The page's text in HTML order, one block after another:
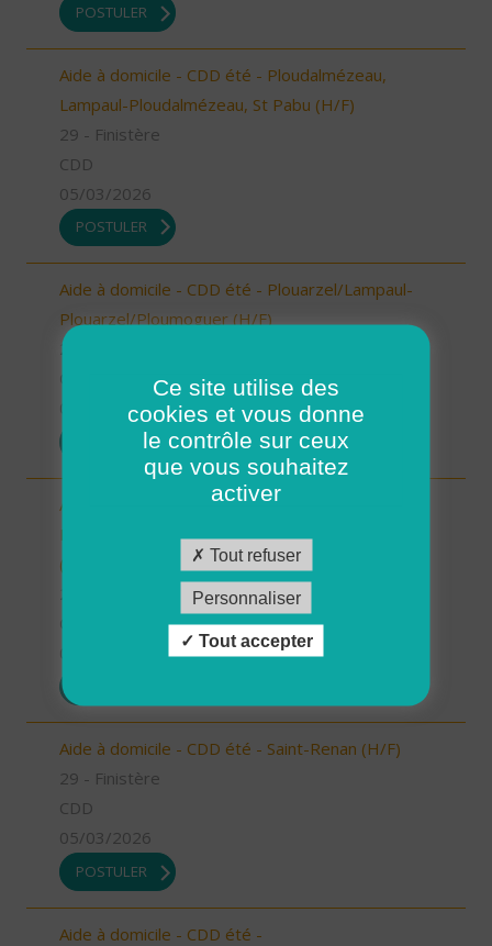
POSTULER
Aide à domicile - CDD été - Ploudalmézeau,
Lampaul-Ploudalmézeau, St Pabu (H/F)
29 - Finistère
CDD
05/03/2026
POSTULER
Aide à domicile - CDD été - Plouarzel/Lampaul-
Plouarzel/Ploumoguer (H/F)
29 - Finistère
05/03/2026
Aide à domicile - CDD été - Locmaria-
Plouzané/Plougonvelin/Le Conquet/Trébabu
(H/F)
Aide à domicile - CDD été - Saint-Renan (H/F)
29 - Finistère
CDD
05/03/2026
POSTULER
Aide à domicile - CDD été -
Ce site utilise des
cookies et vous donne
le contrôle sur ceux
que vous souhaitez
activer
Tout refuser
Personnaliser
Tout accepter